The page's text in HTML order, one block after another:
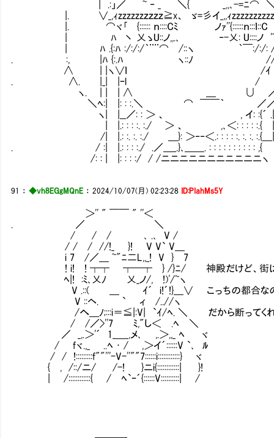
| .:」／ ~ ‐ _ ＼{ _,,､-=ﾆ⌒ ＼
|. ∨_,ｨzzzzzzｚｚｚｚ≧x、 ゞ=彡イ_,,ｨ
|. ⌒ヾ｢ {:::::: ｎ::::Cﾐ ノｧ''{::::::ｎ:::ｌ::C ｱ
| ﾊ 丶 乂ゝU::ノ,,.､ ‐-乂: U::::ノ '
| ﾊ .{:ﾊ :/:/:/｀¨¨⌒ /::ヽ ｀￣:/:/: //
. :, |ﾊ {:.ﾊ ヽ::ﾉ //
∧ | |ヽ∨ｌ /ｲ
. ∧. |_| |ｰl /
ヽ. | | | ∧ ＿ ∪ ／／
＼ﾍ:| |: : :.＼ ⌒ ￣￣｀ ／／l:
ヽ| |__／: : ＞ 、 , イ: :{´ .|:| : :|
| |.: : : :. :./ ＞ 、 ,､＜: : : : :.{ |:| : :|
/| |.: :. :. :./ ＿}: ＞‐‐＜.: : : : :. :. :. :.{＿|:| :
. / :| |.: : : :./ .／＿_.}､＿＿. : : : : : : : : : : ,{
/: : | |: : : :/ / /ニニニニニニニニニニニヽ |
91 ：◆vh8EGgMQnE ：2024/10/07(月) 02:23:28 ID:PIahMs5Y
＞'' " ￣￣ " ''＜
. ／ ＼
/ / / ､ .､ V /
/ / / //!_ }! V V` V＿
i 7 /／＿ ~"ﾆ二L,,_! V } 7
! i! ! ┯┯ ┯━┯ } /}ﾆ/ 神殿だけど、街は危険だか
ﾍ|! :ﾐ､乂ﾉ 乂_ノ/, !)'/~ヽ
V .::( ＿ ｲ´ i!´!}＿∨ こっちの都合なのに申
V ::ヘ. ` ィ /..//ヽ
/へ＿ﾉ;:::i＝≦|:V| `ｲ/ﾍ. ＼ だから断ってくれてもい
/ /／>''7 ﾐ,"し＜ .ﾍ ＼
／ _,.＞'´ 1_＿_,メ､ ,.＞,,_ ﾍ ヾ
/ fヾ.,_ ..ﾍ ･ / ,＞イ´::::::V `､ ﾙ
/ / !:::::::::f""'''-V-''""7::::::i::::::::::::} ヾ
{ , /::/ニ/ /-! }ニi{::::::::::::| }!
| /::::::::::::{ / ﾍ`ｰ´{::::::V::::::::::| /